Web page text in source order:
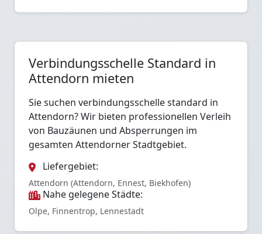
Verbindungsschelle Standard in
Attendorn mieten
Sie suchen verbindungsschelle standard in
Attendorn? Wir bieten professionellen Verleih
von Bauzäunen und Absperrungen im
gesamten Attendorner Stadtgebiet.
Liefergebiet:
Attendorn (Attendorn, Ennest, Biekhofen)
Nahe gelegene Städte:
Olpe, Finnentrop, Lennestadt